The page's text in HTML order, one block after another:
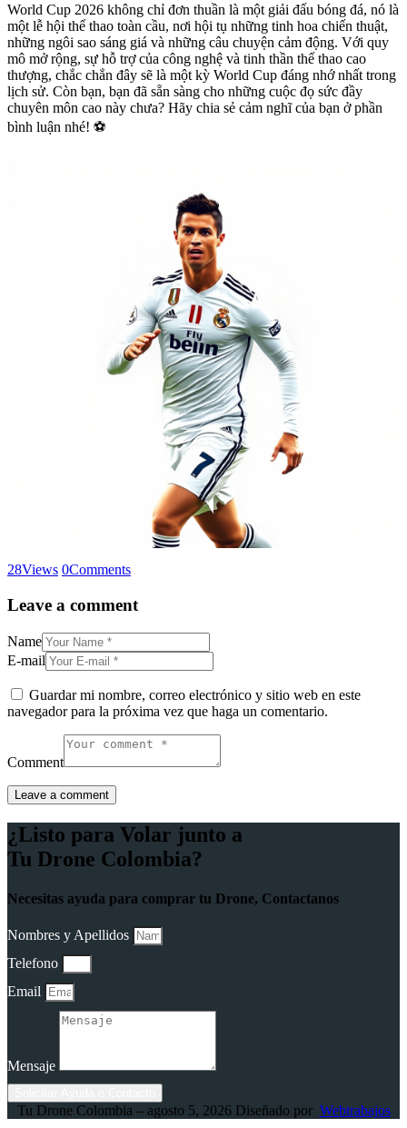
World Cup 2026 không chỉ đơn thuần là một giải đấu bóng đá, nó là
một lễ hội thể thao toàn cầu, nơi hội tụ những tinh hoa chiến thuật,
những ngôi sao sáng giá và những câu chuyện cảm động. Với quy
mô mở rộng, sự hỗ trợ của công nghệ và tinh thần thể thao cao
thượng, chắc chắn đây sẽ là một kỳ World Cup đáng nhớ nhất trong
lịch sử. Còn bạn, bạn đã sẵn sàng cho những cuộc đọ sức đầy
chuyên môn cao này chưa? Hãy chia sẻ cảm nghĩ của bạn ở phần
bình luận nhé! ⚽
28Views 0Comments
Leave a comment
Name
E-mail
Guardar mi nombre, correo electrónico y sitio web en este
navegador para la próxima vez que haga un comentario.
Comment
¿Listo para Volar junto a
Tu Drone Colombia?
Necesitas ayuda para comprar tu Drone, Contactanos
Nombres y Apellidos
Telefono
Email
Mensaje
Tu Drone Colombia – agosto 5, 2026 Diseñado por Webtrabajos